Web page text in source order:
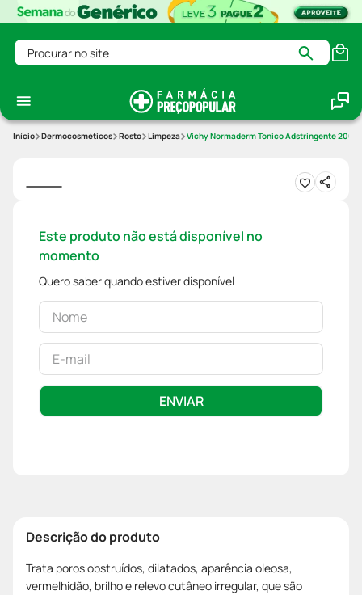
Procurar no site
Dermocosméticos Rosto Limpeza Vichy Normaderm Tonico Adstringente
Este produto não está disponível no
momento
Quero saber quando estiver disponível
ENVIAR
Descrição do produto
Trata poros obstruídos, dilatados, aparência oleosa,
vermelhidão, brilho e relevo cutâneo irregular, que são